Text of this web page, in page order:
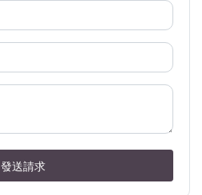
發送請求